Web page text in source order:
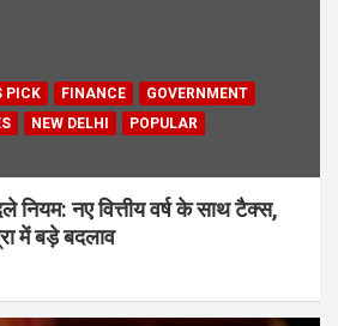
PICK FINANCE
GOVERNMENT
NEW DELHI
POPULAR
नए वित्तीय वर्ष के साथ टैक्स,
में बड़े बदलाव